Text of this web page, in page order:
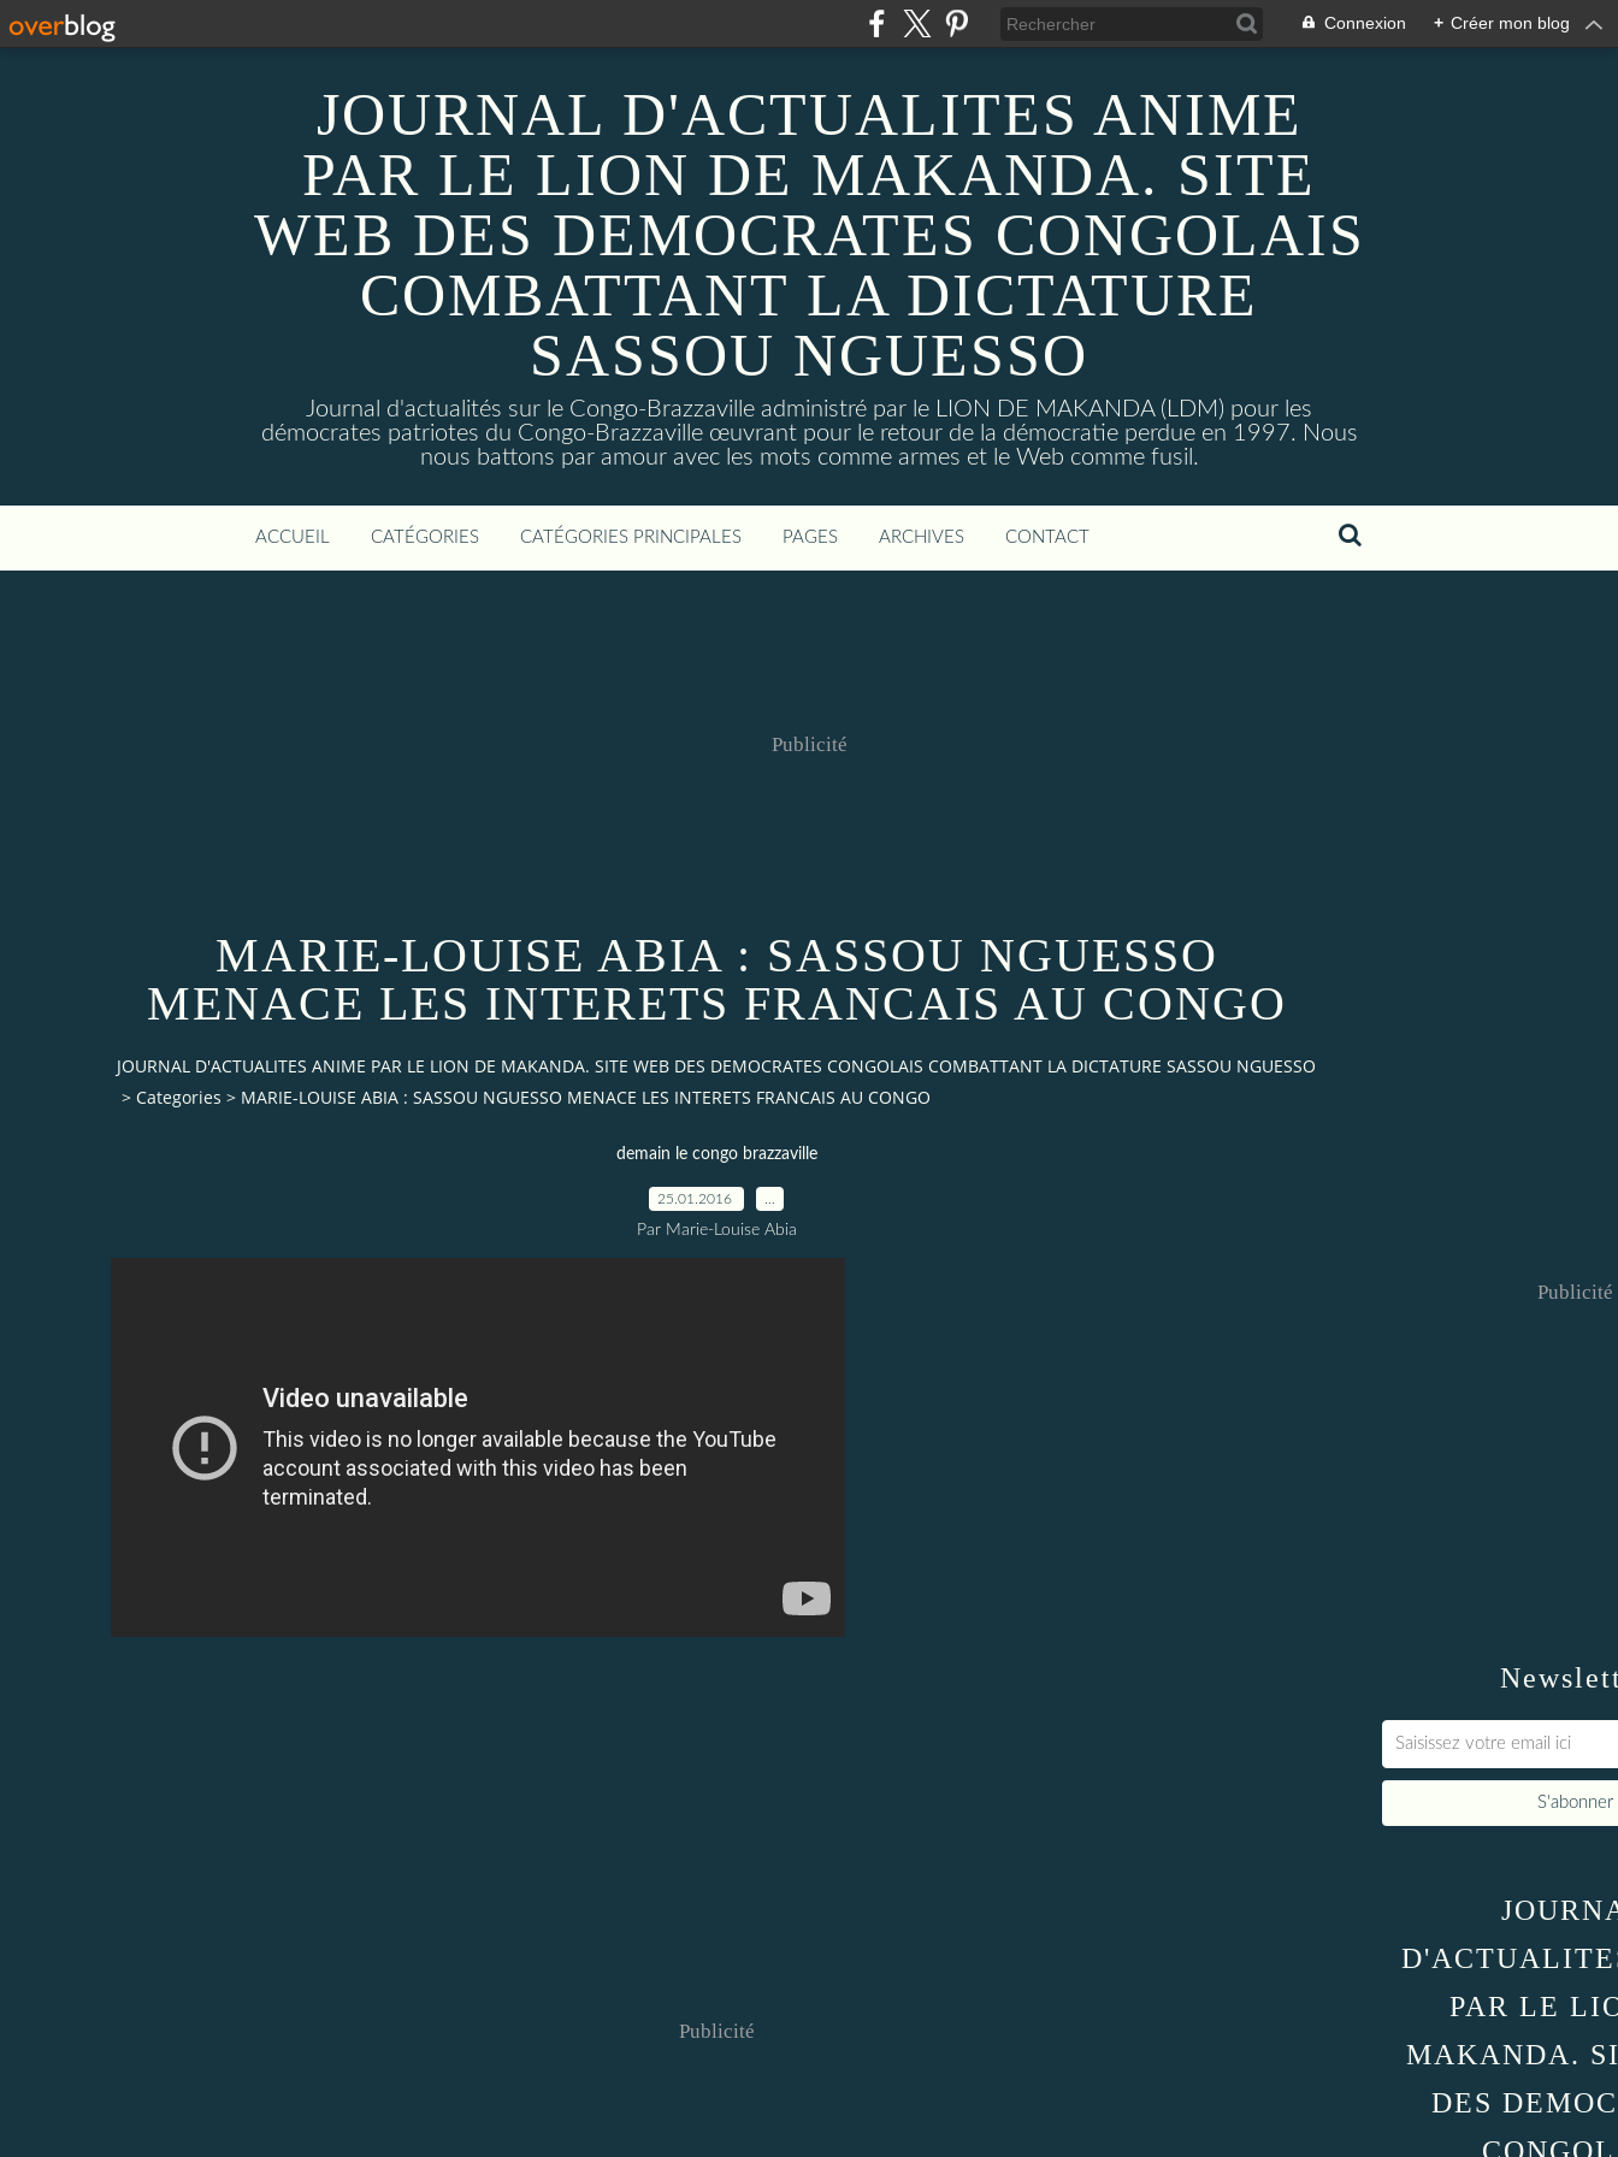
Connexion + Créer mon blog
JOURNAL D'ACTUALITES ANIME
PAR LE LION DE MAKANDA. SITE
WEB DES DEMOCRATES CONGOLAIS
COMBATTANT LA DICTATURE
SASSOU NGUESSO
Journal d'actualités sur le Congo-Brazzaville administré par le LION DE MAKANDA (LDM) pour les
démocrates patriotes du Congo-Brazzaville œuvrant pour le retour de la démocratie perdue en 1997. Nous
nous battons par amour avec les mots comme armes et le Web comme fusil.
ACCUEIL CATÉGORIES CATÉGORIES PRINCIPALES PAGES ARCHIVES CONTACT
Publicité
MARIE-LOUISE ABIA : SASSOU NGUESSO
MENACE LES INTERETS FRANCAIS AU CONGO
JOURNAL D'ACTUALITES ANIME PAR LE LION DE MAKANDA. SITE WEB DES DEMOCRATES CONGOLAIS COMBATTANT LA DICTATURE SASSOU NGUESSO
> Categories > MARIE-LOUISE ABIA : SASSOU NGUESSO MENACE LES INTERETS FRANCAIS AU CONGO
demain le congo brazzaville
25.01.2016
Par Marie-Louise Abia
Publicité
Publicité
PAR LE
MAKANDA.
DES